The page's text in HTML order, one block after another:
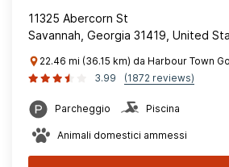
11325 Abercorn St
Savannah, Georgia 31419, United
22.46 mi (36.15 km) da Harbour Town
3.99
(1872 reviews)
Parcheggio Piscina
Animali domestici ammessi